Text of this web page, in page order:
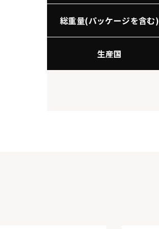
総重量(パッケージを含む)
生産国